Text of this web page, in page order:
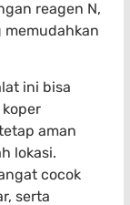
reagen N,
memudahkan
ini bisa
aman
lokasi.
cocok
serta